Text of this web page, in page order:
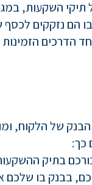
תיקי השקעות,
הם נזקקים
הדרכים
של הלקוח,
כך:
בבנק בו